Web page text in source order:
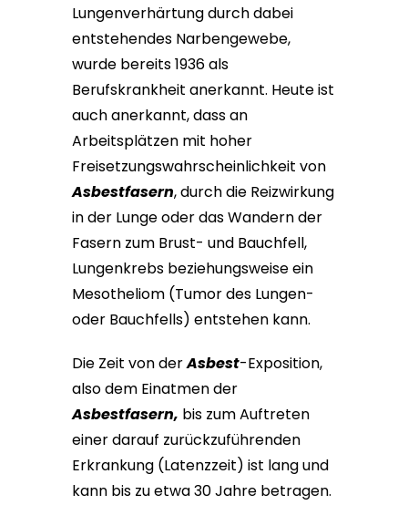
Lungenverhärtung durch dabei
entstehendes Narbengewebe,
wurde bereits 1936 als
Berufskrankheit anerkannt. Heute ist
auch anerkannt, dass an
Arbeitsplätzen mit hoher
Freisetzungswahrscheinlichkeit von
Asbestfasern, durch die Reizwirkung
in der Lunge oder das Wandern der
Fasern zum Brust- und Bauchfell,
Lungenkrebs beziehungsweise ein
Mesotheliom (Tumor des Lungen-
oder Bauchfells) entstehen kann.
Die Zeit von derAsbest-⁠Exposition⁠,
also dem Einatmen der
Asbestfasern, bis zum Auftreten
einer darauf zurückzuführenden
Erkrankung (Latenzzeit) ist lang und
kann bis zu etwa 30 Jahre betragen.